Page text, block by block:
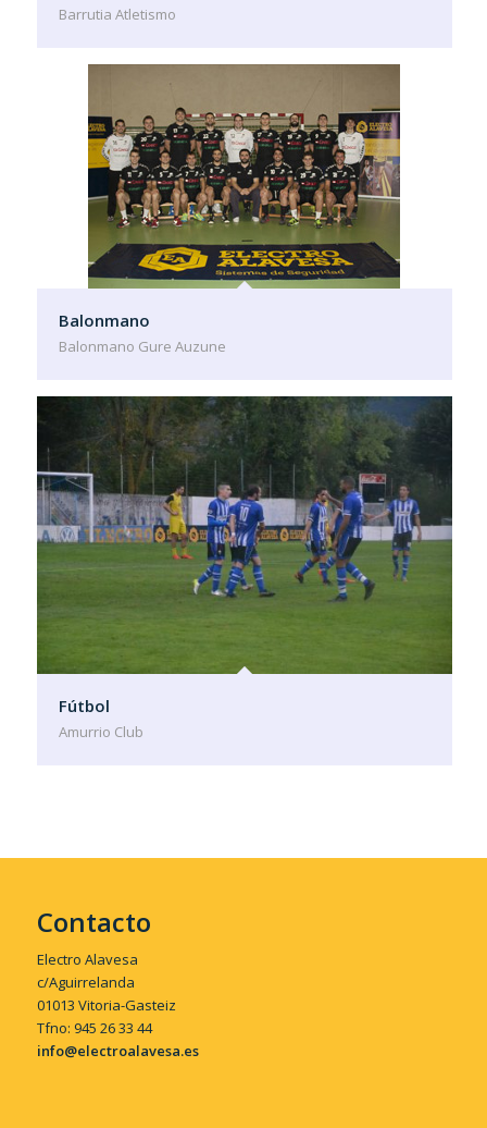
Barrutia Atletismo
Balonmano
Balonmano Gure Auzune
Fútbol
Amurrio Club
Contacto
Electro Alavesa
c/Aguirrelanda
01013 Vitoria-Gasteiz
Tfno: 945 26 33 44
info@electroalavesa.es